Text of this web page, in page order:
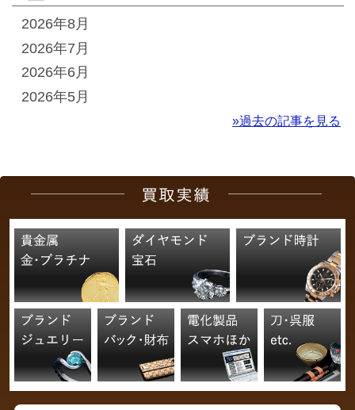
2026年8月
2026年7月
2026年6月
2026年5月
»過去の記事を見る